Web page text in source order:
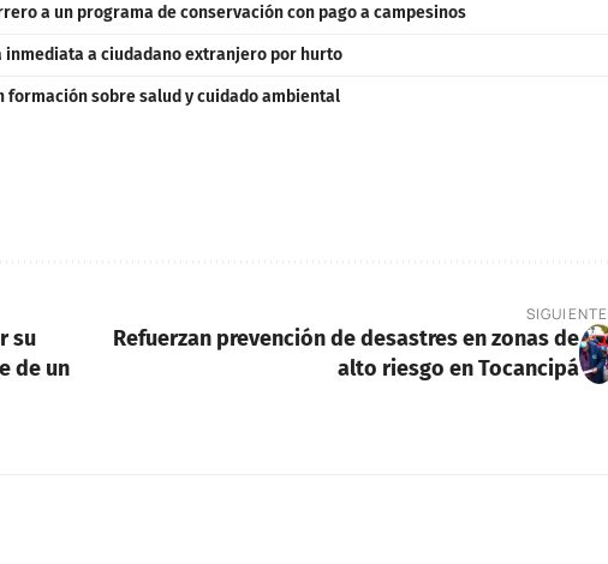
a un programa de conservación con pago a campesinos
inmediata a ciudadano extranjero por hurto
sobre salud y cuidado ambiental
su
de un
SIGUIENTE
Refuerzan prevención de desastres en zonas de
alto riesgo en Tocancipá